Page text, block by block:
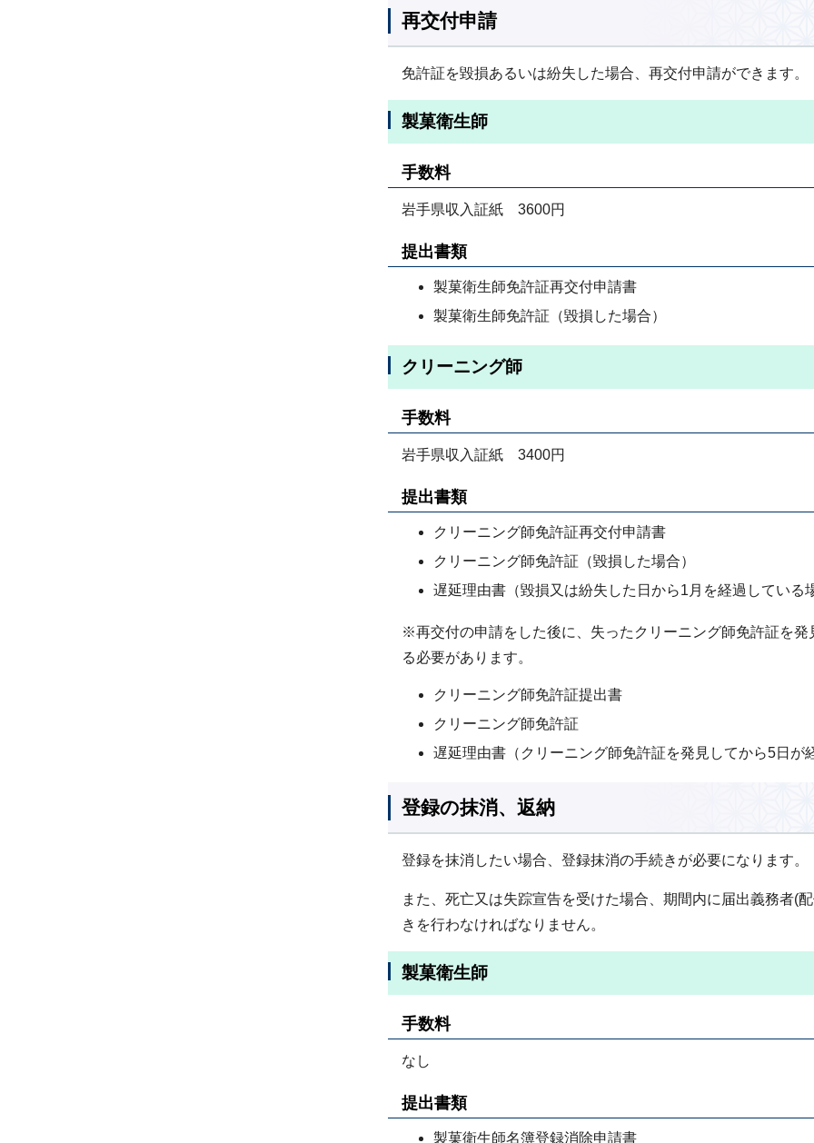
再交付申請
免許証を毀損あるいは紛失した場合、再交付申請ができます。
製菓衛生師
手数料
岩手県収入証紙 3600円
提出書類
製菓衛生師免許証再交付申請書
製菓衛生師免許証（毀損した場合）
クリーニング師
手数料
岩手県収入証紙 3400円
提出書類
クリーニング師免許証再交付申請書
クリーニング師免許証（毀損した場合）
遅延理由書（毀損又は紛失した日から1月を経過している
※再交付の申請をした後に、失ったクリーニング師免許証を発
る必要があります。
クリーニング師免許証提出書
クリーニング師免許証
遅延理由書（クリーニング師免許証を発見してから5日が
登録の抹消、返納
登録を抹消したい場合、登録抹消の手続きが必要になります。
また、死亡又は失踪宣告を受けた場合、期間内に届出義務者(
きを行わなければなりません。
製菓衛生師
手数料
なし
提出書類
製菓衛生師名簿登録消除申請書